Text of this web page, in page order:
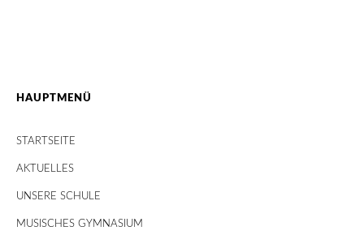
HAUPTMENÜ
STARTSEITE
AKTUELLES
UNSERE SCHULE
MUSISCHES GYMNASIUM